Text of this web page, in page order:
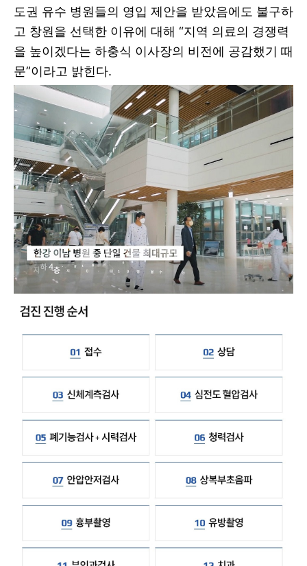
도권 유수 병원들의 영입 제안을 받았음에도 불구하
고 창원을 선택한 이유에 대해 “지역 의료의 경쟁력
을 높이겠다는 하충식 이사장의 비전에 공감했기 때
문”이라고 밝힌다.